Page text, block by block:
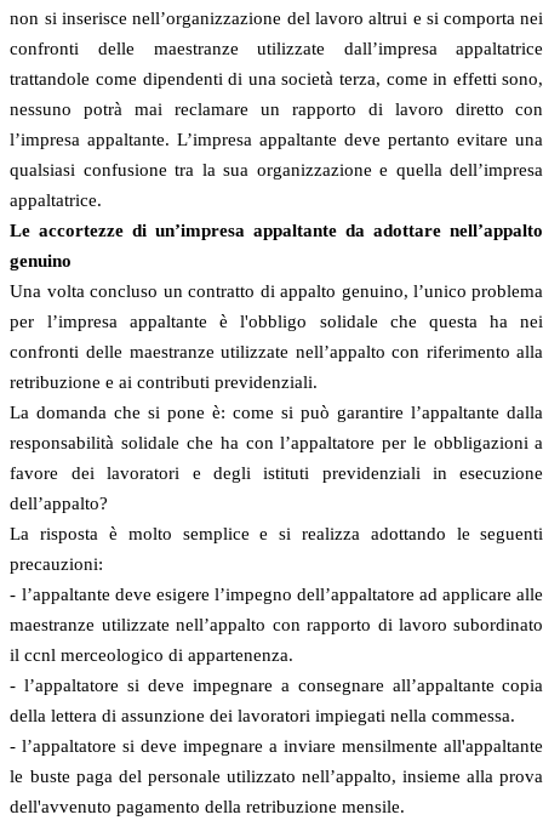
non si inserisce nell’organizzazione del lavoro altrui e si comporta nei
confronti delle maestranze utilizzate dall’impresa appaltatrice
trattandole come dipendenti di una società terza, come in effetti sono,
nessuno potrà mai reclamare un rapporto di lavoro diretto con
l’impresa appaltante. L’impresa appaltante deve pertanto evitare una
qualsiasi confusione tra la sua organizzazione e quella dell’impresa
appaltatrice.
Le accortezze di un’impresa appaltante da adottare nell’appalto
genuino
Una volta concluso un contratto di appalto genuino, l’unico problema
per l’impresa appaltante è l'obbligo solidale che questa ha nei
confronti delle maestranze utilizzate nell’appalto con riferimento alla
retribuzione e ai contributi previdenziali.
La domanda che si pone è: come si può garantire l’appaltante dalla
responsabilità solidale che ha con l’appaltatore per le obbligazioni a
favore dei lavoratori e degli istituti previdenziali in esecuzione
dell’appalto?
La risposta è molto semplice e si realizza adottando le seguenti
precauzioni:
- l’appaltante deve esigere l’impegno dell’appaltatore ad applicare alle
maestranze utilizzate nell’appalto con rapporto di lavoro subordinato
il ccnl merceologico di appartenenza.
- l’appaltatore si deve impegnare a consegnare all’appaltante copia
della lettera di assunzione dei lavoratori impiegati nella commessa.
- l’appaltatore si deve impegnare a inviare mensilmente all'appaltante
le buste paga del personale utilizzato nell’appalto, insieme alla prova
dell'avvenuto pagamento della retribuzione mensile.